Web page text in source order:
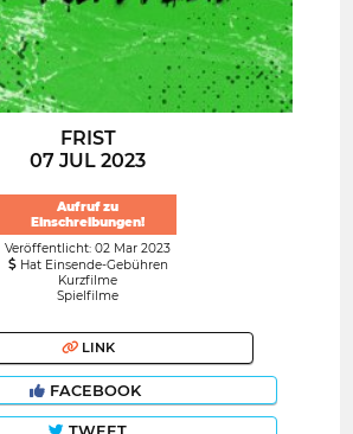
FRIST
07 JUL 2023
Aufruf zu
Einschreibungen!
Veröffentlicht: 02 Mar 2023
Hat Einsende-Gebühren
Kurzfilme
Spielfilme
LINK
FACEBOOK